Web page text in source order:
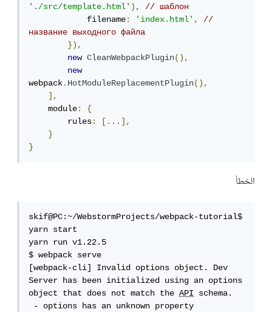
'./src/template.html'),
// шаблон
            filename
: 'index.html',
//
название выходного файла
}),
new
CleanWebpackPlugin(),
new
webpack.HotModuleReplacementPlugin(),
],
    module
:
{
        rules
:
[...],
}
}
الخطأ
skif@PC:~/WebstormProjects/webpack-tutorial$
yarn start
yarn run v1.22.5
$ webpack serve
[webpack-cli] Invalid options object. Dev
Server has been initialized using an options
object that does not match the API schema.
- options has an unknown property